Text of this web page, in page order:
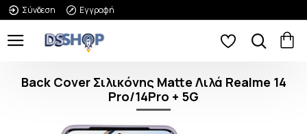
Σύνδεση Εγγραφή
Back Cover Σιλικόνης Matte Λιλά Realme 14
Pro/14Pro + 5G